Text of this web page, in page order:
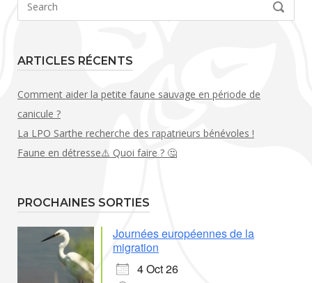
SEARCH
ARTICLES RÉCENTS
Comment aider la petite faune sauvage en période de
canicule ?
La LPO Sarthe recherche des rapatrieurs bénévoles !
Faune en détresse⚠️ Quoi faire ? 🤔
PROCHAINES SORTIES
Journées européennes de la
migration
4 Oct 26